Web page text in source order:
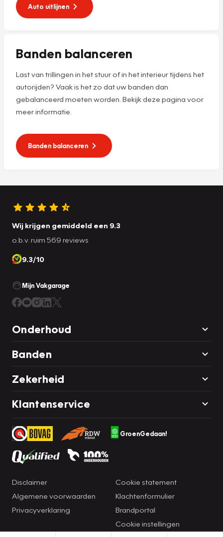
Auto uitlijnen
Banden balanceren
Last van trillingen in het stuur of in het interieur tijdens het
autorijden? Vaak is het zo dat uw banden dan
gebalanceerd moeten worden. Bekijk deze pagina voor
meer informatie.
Banden balanceren
Wij krijgen gemiddeld een 9.3
o.b.v. ruim 569 reviews
9.3/10
Mijn Vakgarage
Onderhoud
Banden
Zekerheid
Klantenservice
GroenGedaan!
Disclaimer
Algemene voorwaarden
Privacyverklaring
Cookie statement
Klachtenformulier
Brandportal
Cookie instellingen